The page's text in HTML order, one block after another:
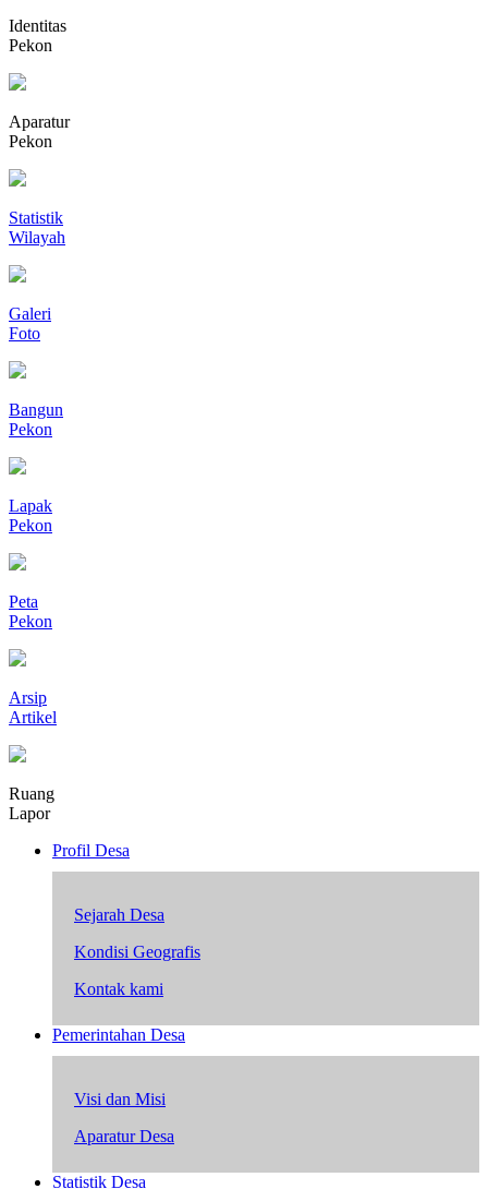
Identitas
Pekon
Aparatur
Pekon
Statistik
Wilayah
Galeri
Foto
Bangun
Pekon
Lapak
Pekon
Peta
Pekon
Arsip
Artikel
Ruang
Lapor
Profil Desa
Sejarah Desa
Kondisi Geografis
Kontak kami
Pemerintahan Desa
Visi dan Misi
Aparatur Desa
Statistik Desa